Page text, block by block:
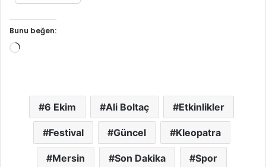
Bunu beğen:
Yükleniyor...
6 Ekim Ali Boltaç Etkinlikler
Festival Güncel Kleopatra
Mersin Son Dakika Spor